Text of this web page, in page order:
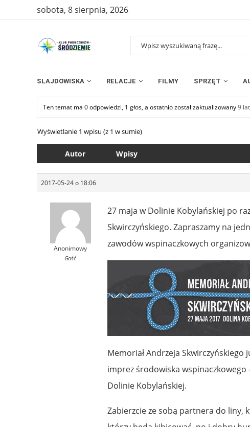
sobota, 8 sierpnia, 2026
SLAJDOWISKA RELACJE FILMY SPRZĘT
Ten temat ma 0 odpowiedzi, 1 głos, a ostatnio został zaktualizowany9
Wyświetlanie 1 wpisu (z 1 w sumie)
Autor Wpisy
2017-05-24 o 18:06
Anonimowy
Gość
27 maja w Dolinie Kobylańskiej po
Skwirczyńskiego. Zapraszamy na
zawodów wspinaczkowych
Memoriał Andrzeja Skwirczyńskiego
imprez środowiska
Dolinie Kobylańskiej.
Zabierzcie ze sobą partnera do liny,